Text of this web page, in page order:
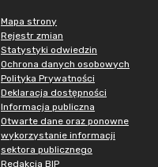
Mapa strony
Rejestr zmian
Statystyki odwiedzin
Ochrona danych osobowych
Polityka Prywatności
Deklaracja dostępności
Informacja publiczna
Otwarte dane oraz ponowne
wykorzystanie informacji
sektora publicznego
Redakcja BIP